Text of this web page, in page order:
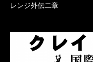
レンジ外伝二章